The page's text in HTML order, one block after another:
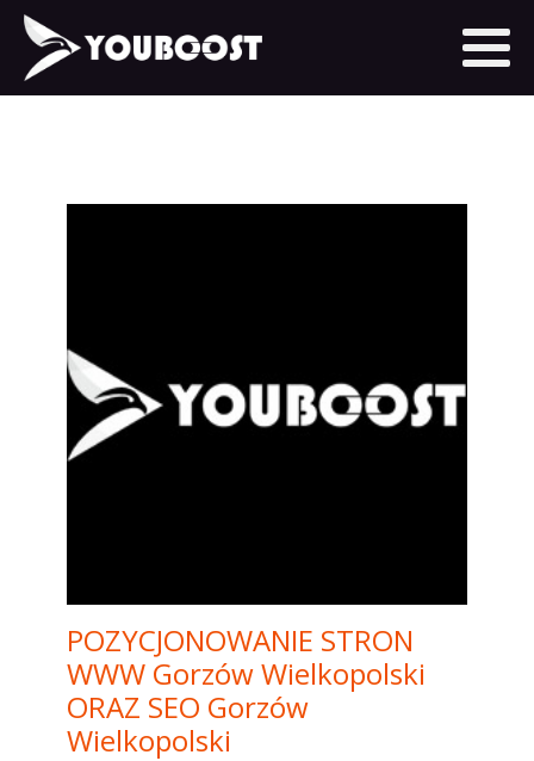
POZYCJONOWANIE STRON
WWW Gorzów Wielkopolski
ORAZ SEO Gorzów
Wielkopolski